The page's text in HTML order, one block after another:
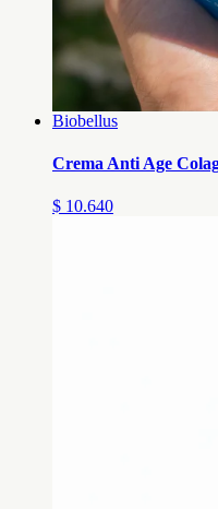
Biobellus
Crema Anti Age
$ 10.640